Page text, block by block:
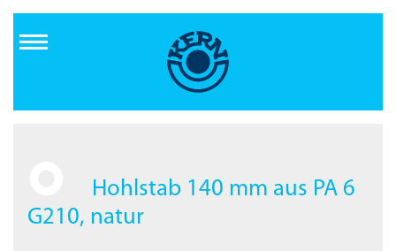
Inhalt
Hohlstab 140 mm aus PA 6
G210, natur